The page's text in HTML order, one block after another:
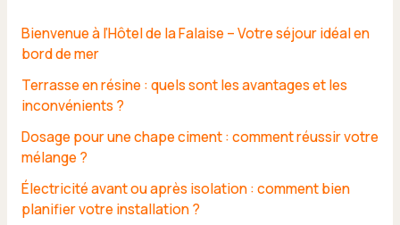
Bienvenue à l’Hôtel de la Falaise – Votre séjour idéal en
bord de mer
Terrasse en résine : quels sont les avantages et les
inconvénients ?
Dosage pour une chape ciment : comment réussir votre
mélange ?
Électricité avant ou après isolation : comment bien
planifier votre installation ?